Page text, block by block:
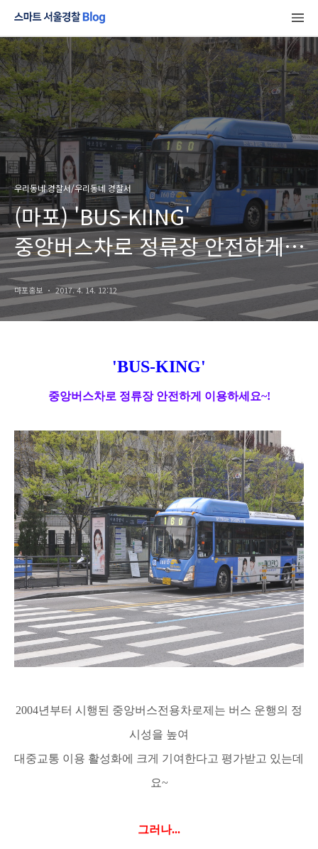
우리동네 경찰서/우리동네 경찰서
(마포) 'BUS-KIING'
중앙버스차로 정류장 안전하게
이용하세요!
마포홍보 2017. 4. 14. 12:12
'BUS-KING'
중앙버스차로 정류장 안전하게 이용하세요~!
2004년부터 시행된 중앙버스전용차로제는 버스 운행의 정
시성을 높여
대중교통 이용 활성화에 크게 기여한다고 평가받고 있는데
요~
그러나...